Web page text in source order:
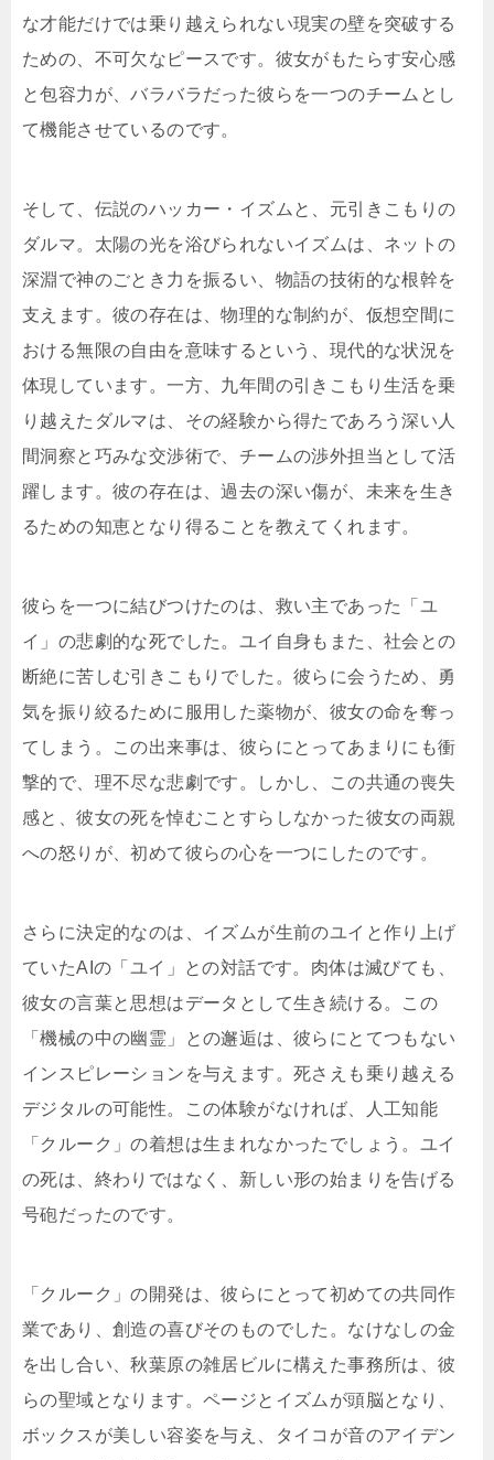
な才能だけでは乗り越えられない現実の壁を突破する
ための、不可欠なピースです。彼女がもたらす安心感
と包容力が、バラバラだった彼らを一つのチームとし
て機能させているのです。
そして、伝説のハッカー・イズムと、元引きこもりの
ダルマ。太陽の光を浴びられないイズムは、ネットの
深淵で神のごとき力を振るい、物語の技術的な根幹を
支えます。彼の存在は、物理的な制約が、仮想空間に
おける無限の自由を意味するという、現代的な状況を
体現しています。一方、九年間の引きこもり生活を乗
り越えたダルマは、その経験から得たであろう深い人
間洞察と巧みな交渉術で、チームの渉外担当として活
躍します。彼の存在は、過去の深い傷が、未来を生き
るための知恵となり得ることを教えてくれます。
彼らを一つに結びつけたのは、救い主であった「ユ
イ」の悲劇的な死でした。ユイ自身もまた、社会との
断絶に苦しむ引きこもりでした。彼らに会うため、勇
気を振り絞るために服用した薬物が、彼女の命を奪っ
てしまう。この出来事は、彼らにとってあまりにも衝
撃的で、理不尽な悲劇です。しかし、この共通の喪失
感と、彼女の死を悼むことすらしなかった彼女の両親
への怒りが、初めて彼らの心を一つにしたのです。
さらに決定的なのは、イズムが生前のユイと作り上げ
ていたAIの「ユイ」との対話です。肉体は滅びても、
彼女の言葉と思想はデータとして生き続ける。この
「機械の中の幽霊」との邂逅は、彼らにとてつもない
インスピレーションを与えます。死さえも乗り越える
デジタルの可能性。この体験がなければ、人工知能
「クルーク」の着想は生まれなかったでしょう。ユイ
の死は、終わりではなく、新しい形の始まりを告げる
号砲だったのです。
「クルーク」の開発は、彼らにとって初めての共同作
業であり、創造の喜びそのものでした。なけなしの金
を出し合い、秋葉原の雑居ビルに構えた事務所は、彼
らの聖域となります。ページとイズムが頭脳となり、
ボックスが美しい容姿を与え、タイコが音のアイデン